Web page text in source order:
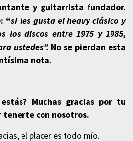
y guitarrista fundador.
“si les gusta el heavy clásico y
los discos entre 1975 y 1985,
ustedes”. No se pierdan esta
nota.
Muchas gracias por tu
tenerte con nosotros.
el placer es todo mío.